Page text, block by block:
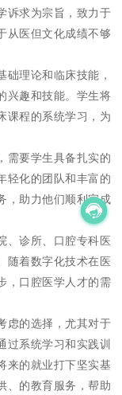
诉求为宗旨，致力于
从医但文化成绩不够
础理论和临床技能，
兴趣和技能。学生将
课程的系统学习，为
需要学生具备扎实的
轻化的团队和丰富的
，助力他们顺利完成
、诊所、口腔专科医
随着数字化技术在医
，口腔医学人才的需
虑的选择，尤其对于
过系统学习和实践训
来的就业打下坚实基
、的教育服务，帮助